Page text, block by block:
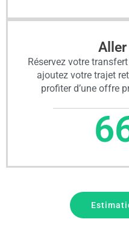
Réservez votre
ajoutez votre trajet
profiter d’une offre